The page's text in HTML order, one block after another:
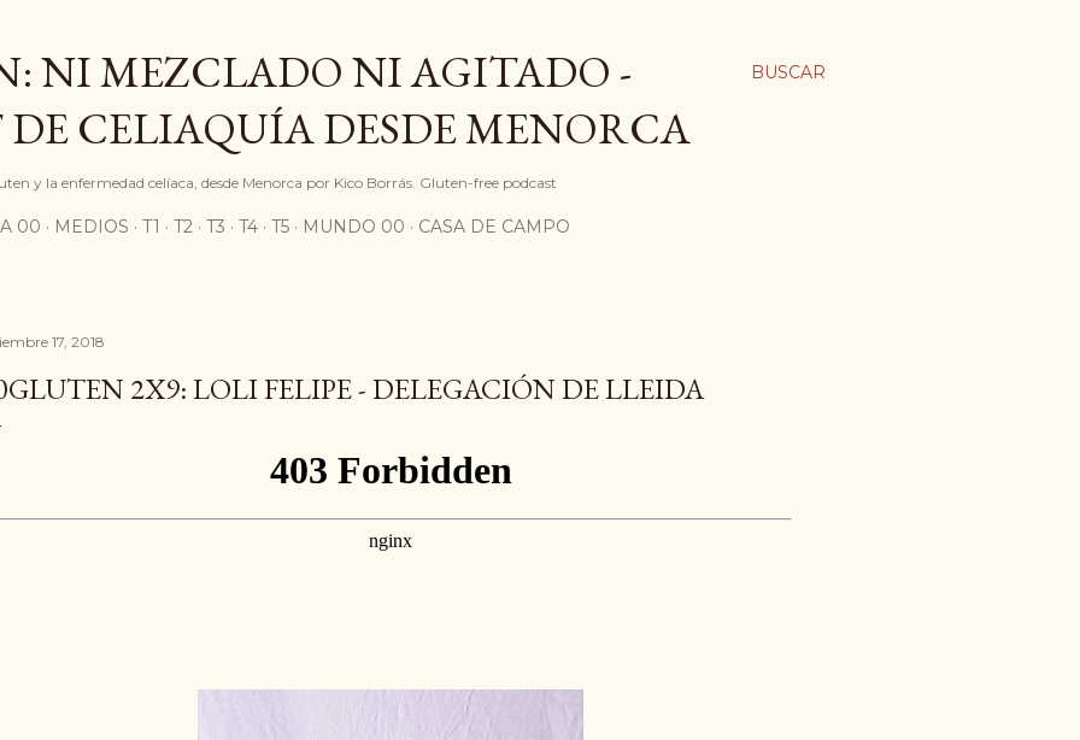
BUSCAR
NI MEZCLADO NI AGITADO -
CELIAQUÍA DESDE MENORCA
y la enfermedad celíaca, desde Menorca por Kico Borrás. Gluten-free podcast
00 MEDIOS T1 T2 T3 T4 T5 MUNDO 00 CASA DE CAMPO
17, 2018
2X9: LOLI FELIPE - DELEGACIÓN DE LLEIDA